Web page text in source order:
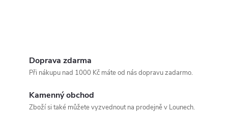
Doprava zdarma
Při nákupu nad 1000 Kč máte od nás dopravu zadarmo.
Kamenný obchod
Zboží si také můžete vyzvednout na prodejně v Lounech.